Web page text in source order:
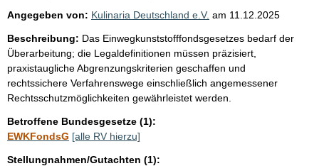
Angegeben von: Kulinaria Deutschland e.V. am 11.12.2025
Beschreibung: Das Einwegkunststofffondsgesetzes bedarf der
Überarbeitung; die Legaldefinitionen müssen präzisiert,
praxistaugliche Abgrenzungskriterien geschaffen und
rechtssichere Verfahrenswege einschließlich angemessener
Rechtsschutzmöglichkeiten gewährleistet werden.
Betroffene Bundesgesetze (1):
EWKFondsG [alle RV hierzu]
Stellungnahmen/Gutachten (1):